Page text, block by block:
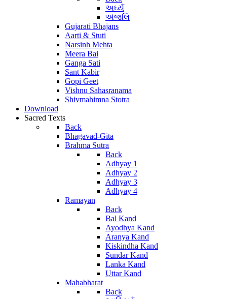
અર્ઘ્ય
અંજલિ
Gujarati Bhajans
Aarti & Stuti
Narsinh Mehta
Meera Bai
Ganga Sati
Sant Kabir
Gopi Geet
Vishnu Sahasranama
Shivmahimna Stotra
Download
Sacred Texts
Back
Bhagavad-Gita
Brahma Sutra
Back
Adhyay 1
Adhyay 2
Adhyay 3
Adhyay 4
Ramayan
Back
Bal Kand
Ayodhya Kand
Aranya Kand
Kiskindha Kand
Sundar Kand
Lanka Kand
Uttar Kand
Mahabharat
Back